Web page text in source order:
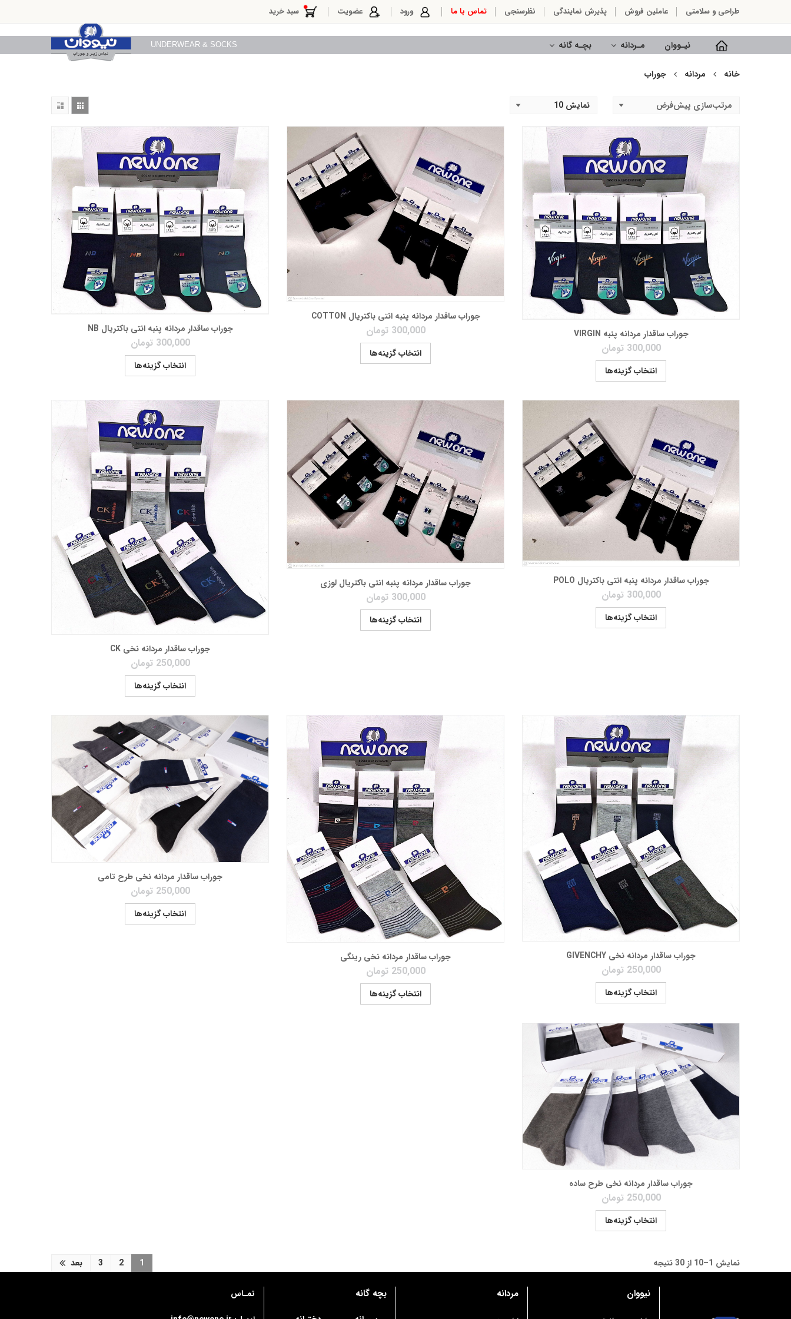
طراحی و سلامتی عاملین فروش پذیرش نمایندگی نظرسنجی تماس با ما ورود عضویت سبد خرید
نیـووان مـردانه بچـه گانه UNDERWEAR & SOCKS
خانه مردانه جوراب
جوراب ساقدار مردانه پنبه VIRGIN
300,000 تومان
انتخاب گزینه‌ها
جوراب ساقدار مردانه پنبه انتی باکتریال COTTON
300,000 تومان
انتخاب گزینه‌ها
جوراب ساقدار مردانه پنبه انتی باکتریال NB
300,000 تومان
انتخاب گزینه‌ها
جوراب ساقدار مردانه پنبه انتی باکتریال POLO
300,000 تومان
انتخاب گزینه‌ها
جوراب ساقدار مردانه پنبه انتی باکتریال لوزی
300,000 تومان
انتخاب گزینه‌ها
جوراب ساقدار مردانه نخی CK
250,000 تومان
انتخاب گزینه‌ها
جوراب ساقدار مردانه نخی GIVENCHY
250,000 تومان
انتخاب گزینه‌ها
جوراب ساقدار مردانه نخی رینگی
250,000 تومان
انتخاب گزینه‌ها
جوراب ساقدار مردانه نخی طرح تامی
250,000 تومان
انتخاب گزینه‌ها
جوراب ساقدار مردانه نخی طرح ساده
250,000 تومان
انتخاب گزینه‌ها
نمایش 1–10 از 30 نتیجه 1
2
3 بعد
نیووان مردانه
بچه گانه
تمـاس